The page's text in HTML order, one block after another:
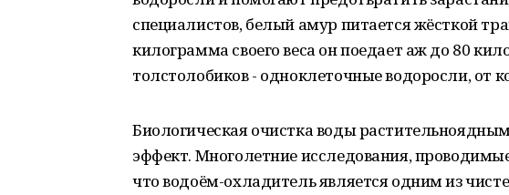
специалистов, белый амур питается жёсткой
килограмма своего веса он поедает аж до 80
толстолобиков - одноклеточные водоросли, от
Биологическая очистка воды
эффект. Многолетние исследования,
что водоём-охладитель является одним из